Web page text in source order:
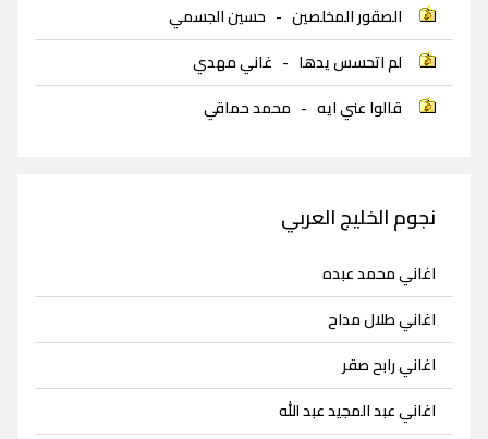
الصقور المخلصين - حسين الجسمي
لم اتحسس يدها - غاني مهدي
قالوا عني ايه - محمد حماقي
نجوم الخليج العربي
اغاني محمد عبده
اغاني طلال مداح
اغاني رابح صقر
اغاني عبد المجيد عبد الله